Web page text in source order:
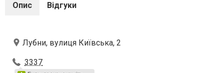
Опис Відгуки
Лубни, вулиця Київська, 2
3337